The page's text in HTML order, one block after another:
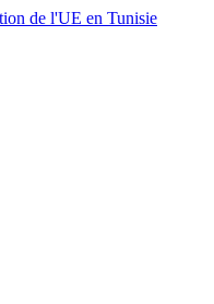
de l'UE en Tunisie